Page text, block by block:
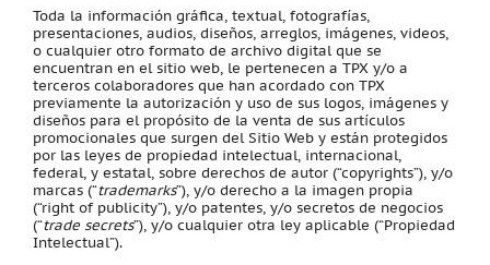
Toda la información gráfica, textual, fotografías,
presentaciones, audios, diseños, arreglos, imágenes, videos,
o cualquier otro formato de archivo digital que se
encuentran en el sitio web, le pertenecen a TPX y/o a
terceros colaboradores que han acordado con TPX
previamente la autorización y uso de sus logos, imágenes y
diseños para el propósito de la venta de sus artículos
promocionales que surgen del Sitio Web y están protegidos
por las leyes de propiedad intelectual, internacional,
federal, y estatal, sobre derechos de autor (“copyrights”), y/o
marcas (“trademarks”), y/o derecho a la imagen propia
(“right of publicity”), y/o patentes, y/o secretos de negocios
(“trade secrets”), y/o cualquier otra ley aplicable (“Propiedad
Intelectual”).